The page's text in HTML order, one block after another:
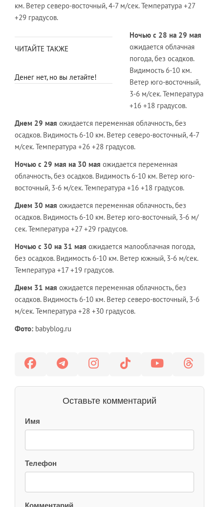
км. Ветер северо-восточный, 4-7 м/сек. Температура +27
+29 градусов.
ЧИТАЙТЕ ТАКЖЕ
Денег нет, но вы летайте!
Ночью с 28 на 29 мая
ожидается облачная
погода, без осадков.
Видимость 6-10 км.
Ветер юго-восточный,
3-6 м/сек. Температура
+16 +18 градусов.
Днем 29 мая ожидается переменная облачность, без
осадков. Видимость 6-10 км. Ветер северо-восточный, 4-7
м/сек. Температура +26 +28 градусов.
Ночью с 29 мая на 30 мая ожидается переменная
облачность, без осадков. Видимость 6-10 км. Ветер юго-
восточный, 3-6 м/сек. Температура +16 +18 градусов.
Днем 30 мая ожидается переменная облачность, без
осадков. Видимость 6-10 км. Ветер юго-восточный, 3-6 м/
сек. Температура +27 +29 градусов.
Ночью с 30 на 31 мая ожидается малооблачная погода,
без осадков. Видимость 6-10 км. Ветер южный, 3-6 м/сек.
Температура +17 +19 градусов.
Днем 31 мая ожидается переменная облачность, без
осадков. Видимость 6-10 км. Ветер северо-восточный, 3-6
м/сек. Температура +28 +30 градусов.
Фото: babyblog.ru
Оставьте комментарий
Имя
Телефон
Комментарий